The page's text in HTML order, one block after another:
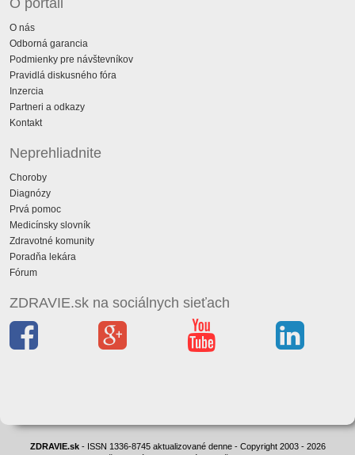
O nás
Odborná garancia
Podmienky pre návštevníkov
Pravidlá diskusného fóra
Inzercia
Partneri a odkazy
Kontakt
Neprehliadnite
Choroby
Diagnózy
Prvá pomoc
Medicínsky slovník
Zdravotné komunity
Poradňa lekára
Fórum
ZDRAVIE.sk na sociálnych sieťach
ZDRAVIE.sk- ISSN 1336-8745 aktualizované denne - Copyright 2003 - 2026